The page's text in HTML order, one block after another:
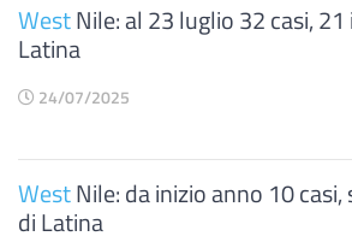
WestNile: al 23 luglio 32 casi,
Latina
24/07/2025
WestNile: da inizio anno 10
di Latina